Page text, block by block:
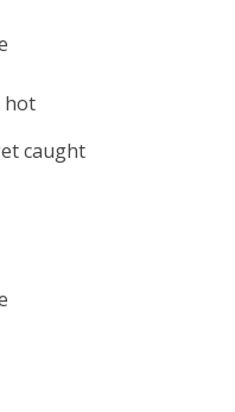
hot
caught